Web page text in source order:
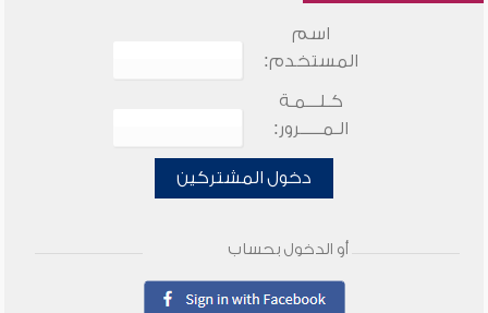
اسم
المستخدم:
كـلـــمـة
الـمـــــرور:
دخول المشتركين
أو الدخول بحساب